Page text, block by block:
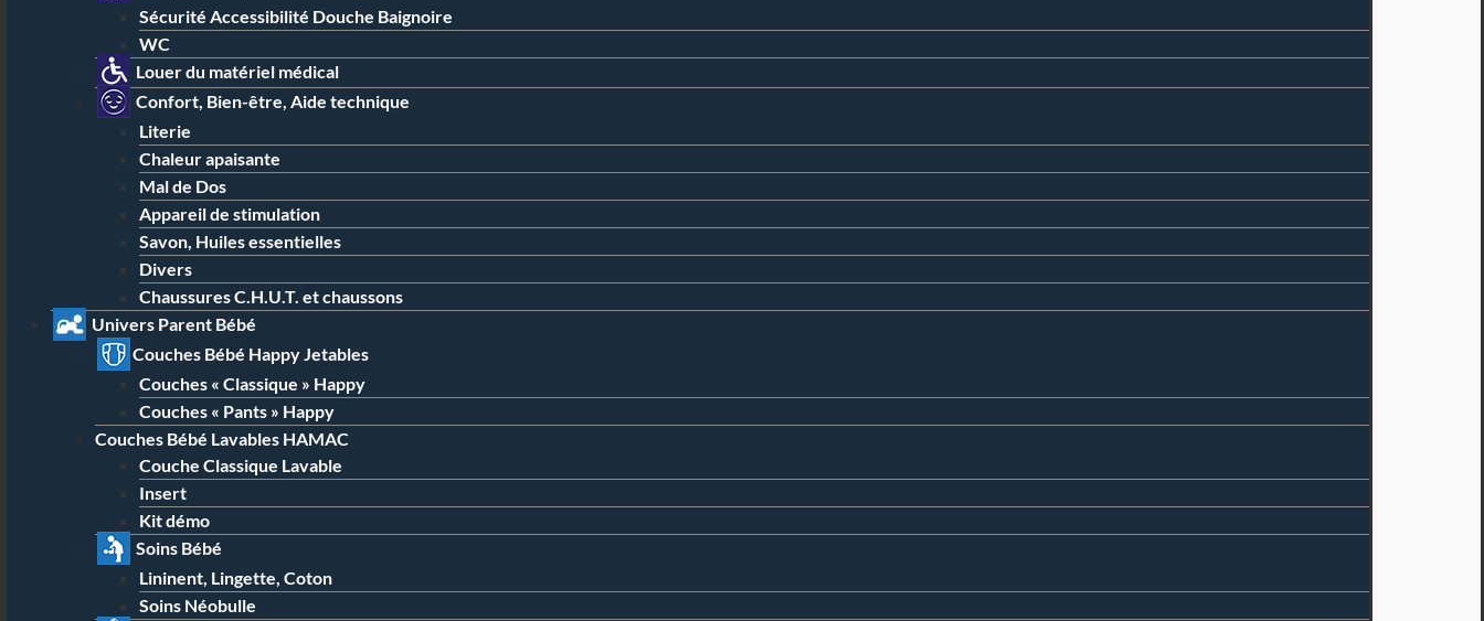
Sécurité Accessibilité Douche Baignoire
WC
Louer du matériel médical
Confort, Bien-être, Aide technique
Literie
Chaleur apaisante
Mal de Dos
Appareil de stimulation
Savon, Huiles essentielles
Divers
Chaussures C.H.U.T. et chaussons
Univers Parent Bébé
Couches Bébé Happy Jetables
Couches « Classique » Happy
Couches « Pants » Happy
Couches Bébé Lavables HAMAC
Couche Classique Lavable
Insert
Kit démo
Soins Bébé
Lininent, Lingette, Coton
Soins Néobulle